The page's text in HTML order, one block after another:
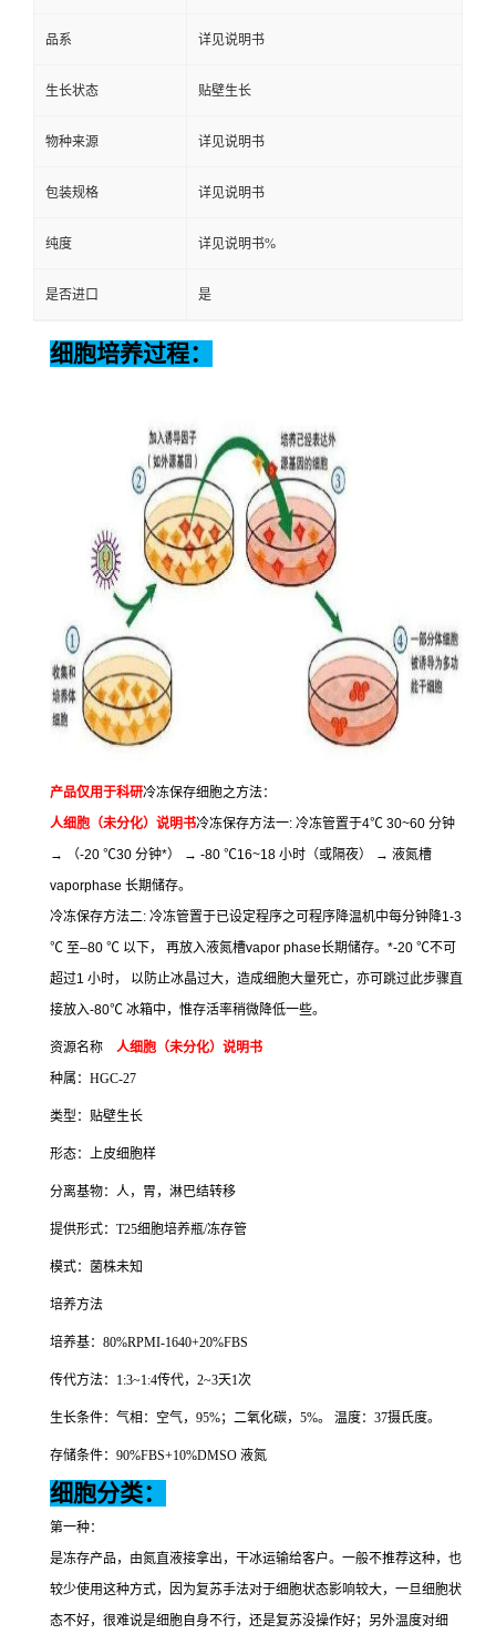
品系 详见说明书
生长状态 贴壁生长
物种来源 详见说明书
包装规格 详见说明书
纯度 详见说明书%
是否进口 是
细胞培养过程：
产品仅用于科研冷冻保存细胞之方法：
人细胞（未分化）说明书冷冻保存方法一: 冷冻管置于4℃ 30~60 分钟
→
（-20 ℃30 分钟*） → -80 ℃16~18 小时（或隔夜） → 液氮槽
vaporphase 长期储存。
冷冻保存方法二: 冷冻管置于已设定程序之可程序降温机中每分钟降1-3
℃ 至–80 ℃ 以下， 再放入液氮槽vapor phase长期储存。 *-20 ℃不可
超过1 小时，
以防止冰晶过大，造成细胞大量死亡，亦可跳过此步骤直
接放入-80℃ 冰箱中，惟存活率稍微降低一些。
资源名称 人细胞（未分化）说明书
种属： HGC-27
类型：贴壁生长
形态：上皮细胞样
分离基物：人，胃，淋巴结转移
提供形式： T25细胞培养瓶/冻存管
模式：菌株未知
培养方法
培养基： 80%RPMI-1640+20%FBS
传代方法： 1:3~1:4传代， 2~3天1次
生长条件：气相：空气， 95%；二氧化碳， 5%。 温度： 37摄氏度。
存储条件： 90%FBS+10%DMSO 液氮
细胞分类：
第一种：
是冻存产品，由氮直液接拿出，干冰运输给客户。一般不推荐这种，也
较少使用这种方式，因为复苏手法对于细胞状态影响较大，一旦细胞状
态不好，很难说是细胞自身不行，还是复苏没操作好；另外温度对细